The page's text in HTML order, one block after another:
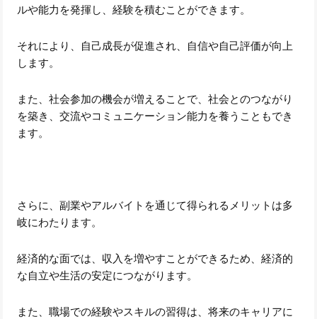
ルや能力を発揮し、経験を積むことができます。
それにより、自己成長が促進され、自信や自己評価が向上
します。
また、社会参加の機会が増えることで、社会とのつながり
を築き、交流やコミュニケーション能力を養うこともでき
ます。
さらに、副業やアルバイトを通じて得られるメリットは多
岐にわたります。
経済的な面では、収入を増やすことができるため、経済的
な自立や生活の安定につながります。
また、職場での経験やスキルの習得は、将来のキャリアに